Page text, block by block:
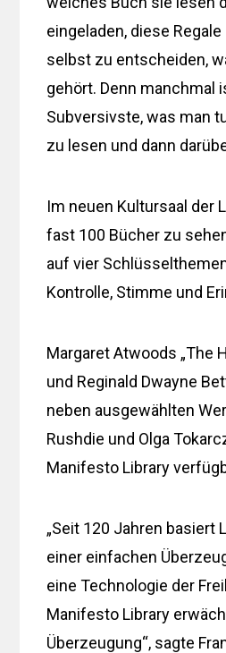
eingeladen, diese
selbst zu entscheiden,
gehört. Denn manchmal
Subversivste, was man
zu lesen und dann
Im neuen Kultursaal der
fast 100 Bücher zu
auf vier
Kontrolle, Stimme und
Margaret Atwoods „The
und Reginald Dwayne
neben ausgewählten
Rushdie und Olga
Manifesto Library
„Seit 120 Jahren basiert
einer einfachen
eine Technologie der
Manifesto Library
Überzeugung“, sagte